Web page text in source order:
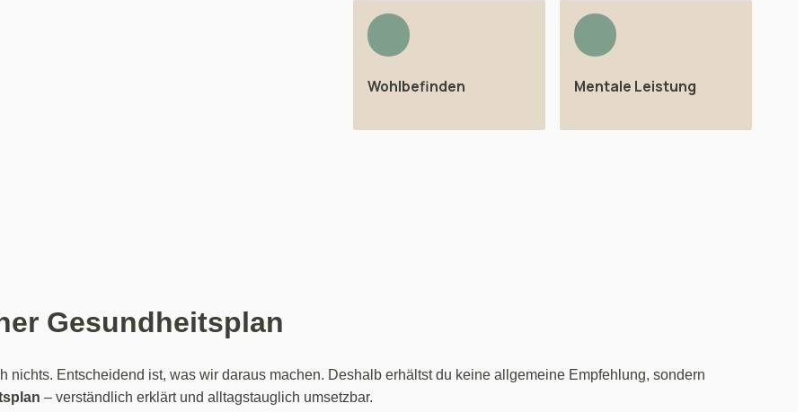
Wohlbefinden Mentale Leistung
Gesundheitsplan
nichts. Entscheidend ist, was wir daraus machen. Deshalb erhältst du keine allgemeine Empfehlung, sondern
– verständlich erklärt und alltagstauglich umsetzbar.